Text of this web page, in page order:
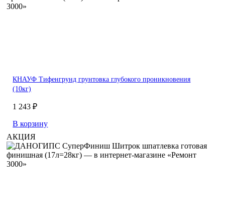
КНАУФ Тифенгрунд грунтовка глубокого проникновения
(10кг)
1 243 ₽
В корзину
АКЦИЯ